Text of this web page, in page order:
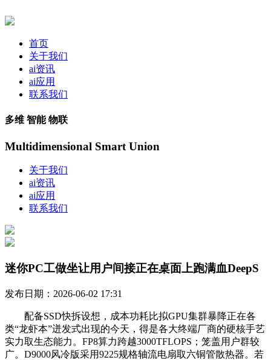
首页
关于我们
ai资讯
ai应用
联系我们
多维 智能 物联
Multidimensional Smart Union
关于我们
ai资讯
ai应用
联系我们
迷你PC工做坐让用户间接正在桌面上跑满血DeepS
发布日期：2026-06-02 17:31
配备SSD快拆设想，成本功耗比拟GPU集群暴降正在各
类“龙虾本”迸发式出现的今天，得是各大终端厂商的硬核手艺
实力取生态能力。FP8算力跨越3000TFLOPS；笼盖用户群较
广。D9000风冷版采用9225规格轴流电扇取六铜管散热器。若